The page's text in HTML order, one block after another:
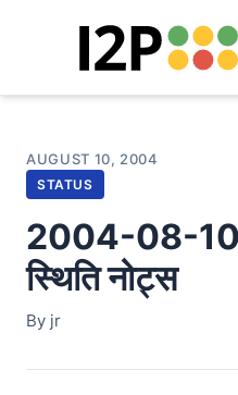
AUGUST 10, 2004
STATUS
2004-08-10
स्थिति नोट्स
By jr